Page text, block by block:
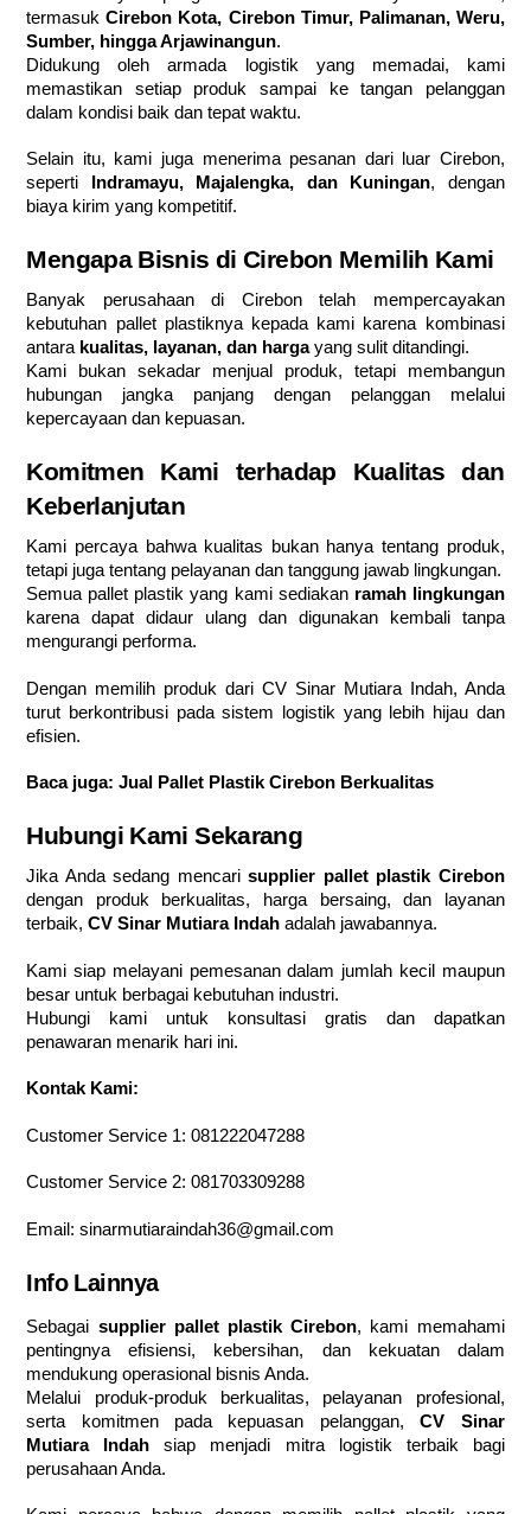
termasukCirebon Kota, Cirebon Timur, Palimanan, Weru,
Sumber, hingga Arjawinangun.
Didukung oleh armada logistik yang memadai, kami
memastikan setiap produk sampai ke tangan pelanggan
dalam kondisi baik dan tepat waktu.
Selain itu, kami juga menerima pesanan dari luar Cirebon,
seperti Indramayu, Majalengka, dan Kuningan, dengan
biaya kirim yang kompetitif.
Mengapa Bisnis di Cirebon Memilih Kami
Banyak perusahaan di Cirebon telah mempercayakan
kebutuhan pallet plastiknya kepada kami karena kombinasi
antara kualitas, layanan, dan hargayang sulit ditandingi.
Kami bukan sekadar menjual produk, tetapi membangun
hubungan jangka panjang dengan pelanggan melalui
kepercayaan dan kepuasan.
Komitmen Kami terhadap Kualitas dan
Keberlanjutan
Kami percaya bahwa kualitas bukan hanya tentang produk,
tetapi juga tentang pelayanan dan tanggung jawab lingkungan.
Semua pallet plastik yang kami sediakan ramah lingkungan
karena dapat didaur ulang dan digunakan kembali tanpa
mengurangi performa.
Dengan memilih produk dari CV Sinar Mutiara Indah, Anda
turut berkontribusi pada sistem logistik yang lebih hijau dan
efisien.
Baca juga:Jual Pallet Plastik Cirebon Berkualitas
Hubungi Kami Sekarang
Jika Anda sedang mencarisupplier pallet plastik Cirebon
dengan produk berkualitas, harga bersaing, dan layanan
terbaik,CV Sinar Mutiara Indah adalah jawabannya.
Kami siap melayani pemesanan dalam jumlah kecil maupun
besar untuk berbagai kebutuhan industri.
Hubungi kami untuk konsultasi gratis dan dapatkan
penawaran menarik hari ini.
Kontak Kami:
Customer Service 1:081222047288
Customer Service 2:081703309288
Email:sinarmutiaraindah36@gmail.com
Info Lainnya
Sebagai supplier pallet plastik Cirebon, kami memahami
pentingnya efisiensi, kebersihan, dan kekuatan dalam
mendukung operasional bisnis Anda.
Melalui produk-produk berkualitas, pelayanan profesional,
serta komitmen pada kepuasan pelanggan,CV Sinar
Mutiara Indah siap menjadi mitra logistik terbaik bagi
perusahaan Anda.